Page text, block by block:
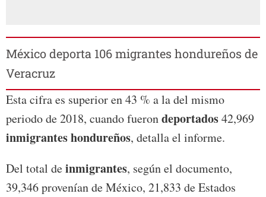
México deporta 106 migrantes hondureños de
Veracruz
Esta cifra es superior en 43 % a la del mismo
periodo de 2018, cuando fuerondeportados42,969
inmigrantes hondureños, detalla el informe.
Del total deinmigrantes, según el documento,
39,346 provenían de México, 21,833 de Estados